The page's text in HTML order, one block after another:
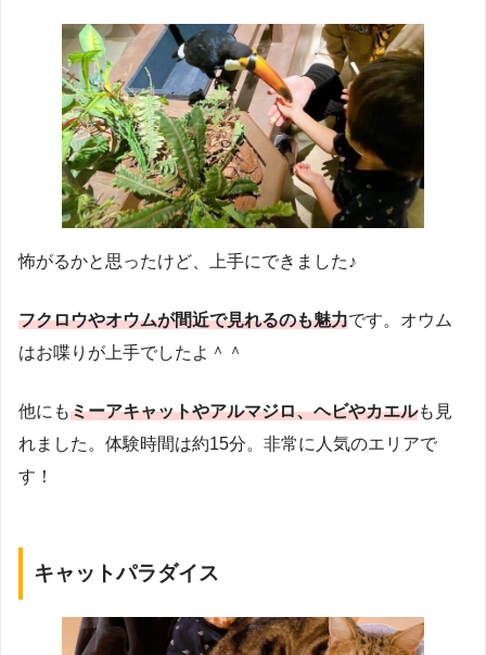
怖がるかと思ったけど、上手にできました♪
フクロウやオウムが間近で見れるのも魅力です。オウム
はお喋りが上手でしたよ＾＾
他にもミーアキャットやアルマジロ、ヘビやカエルも見
れました。体験時間は約15分。非常に人気のエリアで
す！
キャットパラダイス